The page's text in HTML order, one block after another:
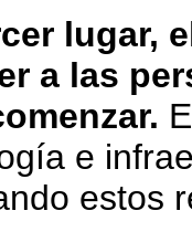
lugar,
a las
e
estos